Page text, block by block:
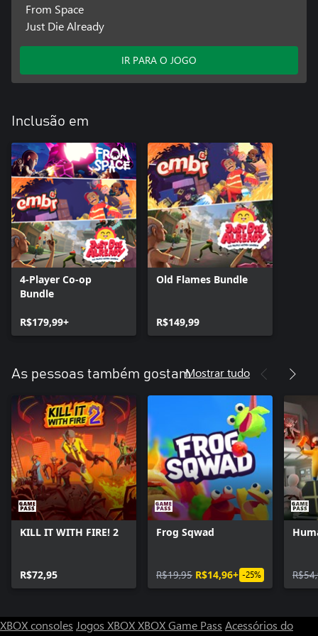
From Space
Just Die Already
IR PARA O JOGO
Inclusão em
4-Player Co-op
Bundle
R$179,99+
Old Flames Bundle
R$149,99
As pessoas também gostamMostrar tudo
KILL IT WITH FIRE! 2
R$72,95
Frog Sqwad
R$19,95 R$14,96+ -25%
XBOX consoles Jogos XBOXXBOX Game Pass Acessórios do